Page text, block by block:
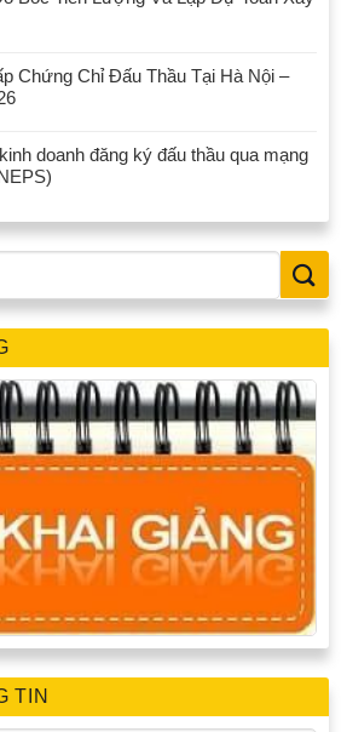
Chứng Chỉ Đấu Thầu Tại Hà Nội –
doanh đăng ký đấu thầu qua mạng
TIN